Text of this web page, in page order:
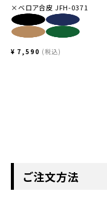
×ベロア合皮 JFH-0371
¥ 7,590 税込
ご注文方法